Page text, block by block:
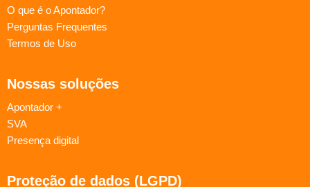
O que é o Apontador?
Perguntas Frequentes
Termos de Uso
Nossas soluções
Apontador +
SVA
Presença digital
Proteção de dados (LGPD)